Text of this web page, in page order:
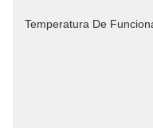
Temperatura De